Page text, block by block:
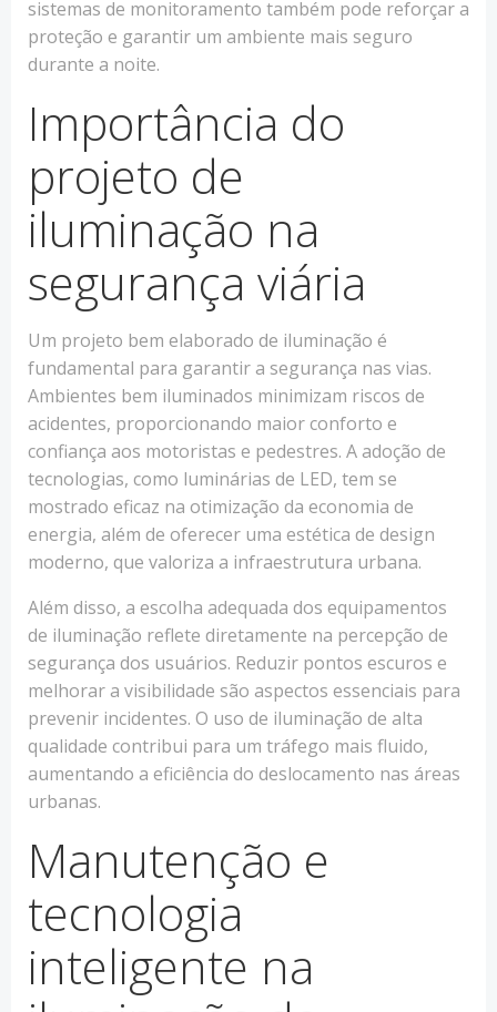
sistemas de monitoramento também pode reforçar a
proteção e garantir um ambiente mais seguro
durante a noite.
Importância do
projeto de
iluminação na
segurança viária
Um projeto bem elaborado de iluminação é
fundamental para garantir a segurança nas vias.
Ambientes bem iluminados minimizam riscos de
acidentes, proporcionando maior conforto e
confiança aos motoristas e pedestres. A adoção de
tecnologias, como luminárias de LED, tem se
mostrado eficaz na otimização da economia de
energia, além de oferecer uma estética de design
moderno, que valoriza a infraestrutura urbana.
Além disso, a escolha adequada dos equipamentos
de iluminação reflete diretamente na percepção de
segurança dos usuários. Reduzir pontos escuros e
melhorar a visibilidade são aspectos essenciais para
prevenir incidentes. O uso de iluminação de alta
qualidade contribui para um tráfego mais fluido,
aumentando a eficiência do deslocamento nas áreas
urbanas.
Manutenção e
tecnologia
inteligente na